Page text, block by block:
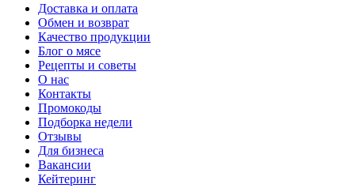
Доставка и оплата
Обмен и возврат
Качество продукции
Блог о мясе
Рецепты и советы
О нас
Контакты
Промокоды
Подборка недели
Отзывы
Для бизнеса
Вакансии
Кейтеринг